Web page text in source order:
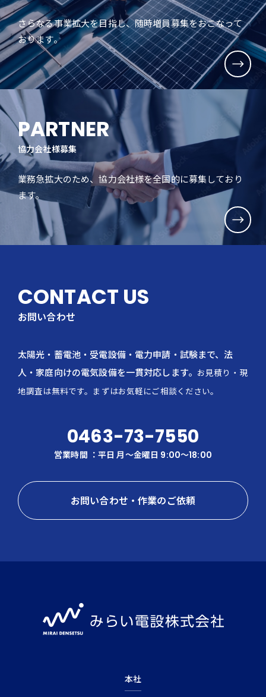
さらなる事業拡大を目指し、随時増員募集をおこなって
おります。
PARTNER
協力会社様募集
業務急拡大のため、協力会社様を全国的に募集しており
ます。
CONTACT US
お問い合わせ
太陽光・蓄電池・受電設備・電力申請・試験まで、法
人・家庭向けの電気設備を一貫対応します。 お見積り・現
地調査は無料です。まずはお気軽にご相談ください。
0463-73-7550
営業時間 ：平日 月〜金曜日 9:00～18:00
お問い合わせ・作業のご依頼
本社